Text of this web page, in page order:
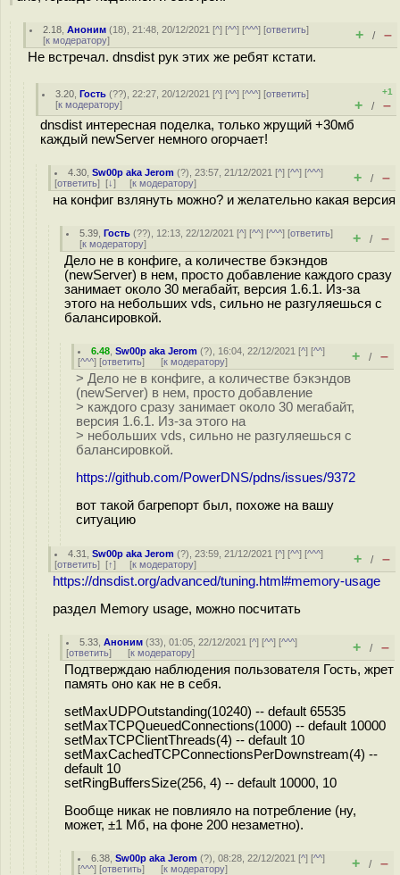
2.18 ,Аноним (18), 21:48, 20/12/2021 [^] [^^] [^^^] [ответить]
[к модератору] + / –
Не встречал. dnsdist рук этих же ребят кстати.
3.20 ,Гость (??), 22:27, 20/12/2021 [^] [^^] [^^^] [ответить]
[к модератору]
+1
+ / –
dnsdist интересная поделка, только жрущий +30мб
каждый newServer немного огорчает!
4.30 ,Sw00p aka Jerom (?), 23:57, 21/12/2021 [^] [^^] [^^^]
[ответить] [↓] [к модератору] + / –
на конфиг взлянуть можно? и желательно какая версия
5.39 ,Гость (??), 12:13, 22/12/2021 [^] [^^] [^^^] [ответить]
[к модератору] + / –
Дело не в конфиге, а количестве бэкэндов
(newServer) в нем, просто добавление каждого сразу
занимает около 30 мегабайт, версия 1.6.1. Из-за
этого на небольших vds, сильно не разгуляешься с
балансировкой.
6.48 ,Sw00p aka Jerom (?), 16:04, 22/12/2021 [^] [^^]
[^^^] [ответить] [к модератору] + / –
> Дело не в конфиге, а количестве бэкэндов
(newServer) в нем, просто добавление
> каждого сразу занимает около 30 мегабайт,
версия 1.6.1. Из-за этого на
> небольших vds, сильно не разгуляешься с
балансировкой.
https://github.com/PowerDNS/pdns/issues/9372
вот такой багрепорт был, похоже на вашу
ситуацию
4.31 ,Sw00p aka Jerom (?), 23:59, 21/12/2021 [^] [^^] [^^^]
[ответить] [↑] [к модератору] + / –
https://dnsdist.org/advanced/tuning.html#memory-usage
раздел Memory usage, можно посчитать
5.33 ,Аноним (33), 01:05, 22/12/2021 [^] [^^] [^^^]
[ответить] [к модератору] + / –
Подтверждаю наблюдения пользователя Гость, жрет
память оно как не в себя.
setMaxUDPOutstanding(10240) -- default 65535
setMaxTCPQueuedConnections(1000) -- default 10000
setMaxTCPClientThreads(4) -- default 10
setMaxCachedTCPConnectionsPerDownstream(4) --
default 10
setRingBuffersSize(256, 4) -- default 10000, 10
Вообще никак не повлияло на потребление (ну,
может, ±1 Мб, на фоне 200 незаметно).
6.38 ,Sw00p aka Jerom (?), 08:28, 22/12/2021 [^] [^^]
[^^^] [ответить] [к модератору] + / –